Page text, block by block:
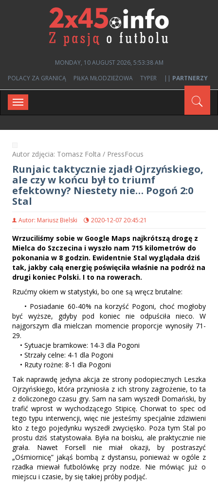
MONDAY, 10 AUGUST 2026, 5:53:38 AM
POLACY ZA GRANICĄ
PIŁKA MŁODZIEŻOWA TYPER || PARTNERZY
Toggle
navigation
Autor zdjęcia: Tomasz Folta / PressFocus
Runjaic taktycznie zjadł Ojrzyńskiego,
ale czy w końcu był to triumf
efektowny? Niestety nie… Pogoń 2:0
Stal
Autor: Mariusz Bielski 2020-12-07 20:45:21
Wrzuciliśmy sobie w Google Maps najkrótszą drogę z
Mielca do Szczecina i wyszło nam 715 kilometrów do
pokonania w 8 godzin. Ewidentnie Stal wyglądała dziś
tak, jakby całą energię poświęciła właśnie na podróż na
drugi koniec Polski. I to na rowerach.
Rzućmy okiem w statystyki, bo one są wręcz brutalne:
• Posiadanie 60-40% na korzyść Pogoni, choć mogłoby
być wyższe, gdyby pod koniec nie odpuściła nieco. W
najgorszym dla mielczan momencie proporcje wynosiły 71-
29.
• Sytuacje bramkowe: 14-3 dla Pogoni
• Strzały celne: 4-1 dla Pogoni
• Rzuty rożne: 8-1 dla Pogoni
Tak naprawdę jedyna akcja ze strony podopiecznych Leszka
Ojrzyńskiego, która przyniosła z ich strony zagrożenie, to ta
z doliczonego czasu gry. Sam na sam wyszedł Domański, by
trafić wprost w wychodzącego Stipicę. Chorwat to spec od
tego typu interwencji, więc nie jesteśmy specjalnie zdziwieni
kto z tego pojedynku wyszedł zwycięsko. Poza tym Stal po
prostu dziś statystowała. Była na boisku, ale praktycznie nie
grała. Nawet Forsell nie miał okazji, by postraszyć
„Ośmiornicę” jakąś bombą z dystansu, ponieważ w ogóle z
rzadka miewał futbolówkę przy nodze. Nie mówiąc już o
miejscu i czasie, by się takiej próby podjąć.